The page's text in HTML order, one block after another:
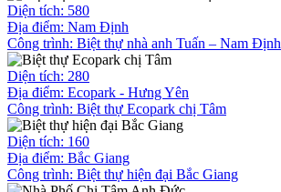
Diện tích: 580
Địa điểm: Nam Định
Công trình: Biệt thự nhà anh Tuấn – Nam Định
Diện tích: 280
Địa điểm: Ecopark - Hưng Yên
Công trình: Biệt thự Ecopark chị Tâm
Diện tích: 160
Địa điểm: Bắc Giang
Công trình: Biệt thự hiện đại Bắc Giang